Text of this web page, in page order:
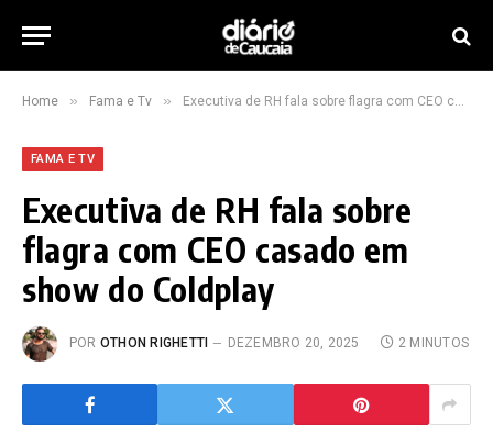
Home » Fama e Tv » Executiva de RH fala sobre flagra com CEO casado em show do Coldplay
FAMA E TV
Executiva de RH fala sobre
flagra com CEO casado em
show do Coldplay
POR OTHON RIGHETTI DEZEMBRO 20, 2025 2 MINUTOS